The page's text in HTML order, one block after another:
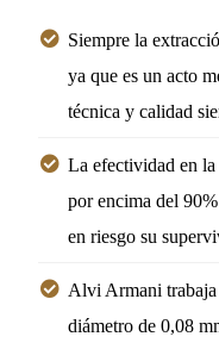
Siempre la
ya que es un acto
técnica y calidad
La efectividad en la
por encima del
en riesgo su
Alvi Armani trabaja
diámetro de 0,08